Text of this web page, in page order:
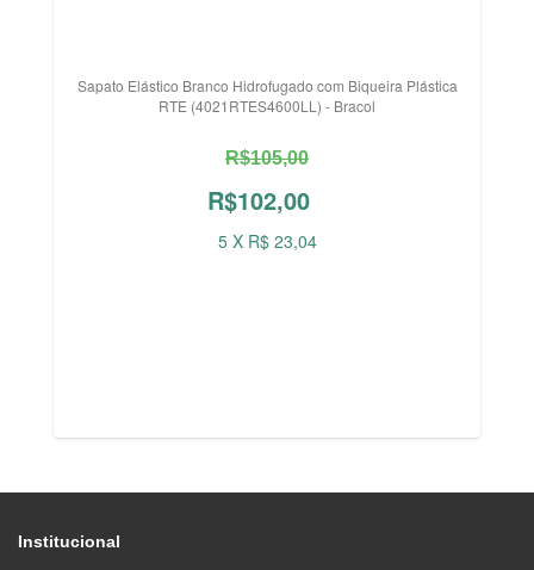
Sapato Elástico Branco Hidrofugado com Biqueira Plástica
RTE (4021RTES4600LL) - Bracol
R$105,00
R$102,00
5 X R$ 23,04
Institucional